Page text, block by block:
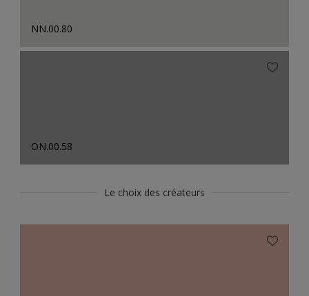
NN.00.80
ON.00.58
Le choix des créateurs